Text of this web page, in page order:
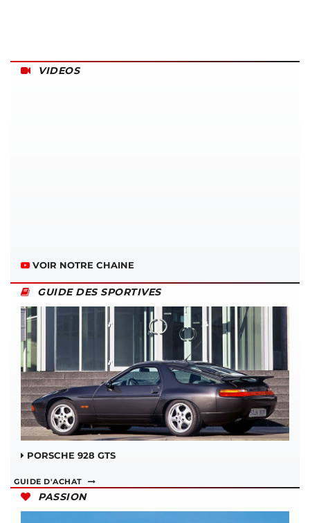
VIDEOS
VOIR NOTRE CHAINE
GUIDE DES SPORTIVES
PORSCHE 928 GTS
GUIDE D'ACHAT
PASSION